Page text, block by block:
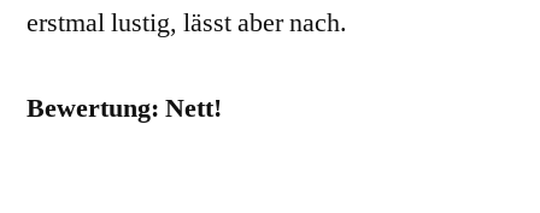
erstmal lustig, lässt aber nach.
Bewertung: Nett!